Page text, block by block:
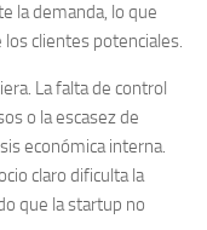
la demanda, lo que
los clientes potenciales.
La falta de control
o la escasez de
económica interna.
claro dificulta la
que la startup no